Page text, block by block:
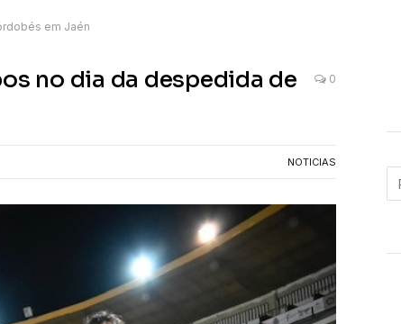
em Jaén
no dia da despedida de
0
NOTICIAS